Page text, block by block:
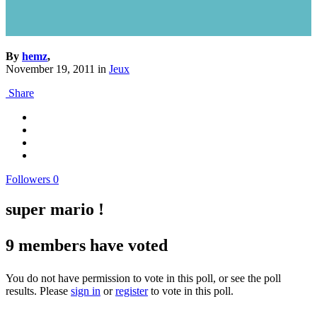
By hemz,
November 19, 2011 in Jeux
Share
Followers 0
super mario !
9 members have voted
You do not have permission to vote in this poll, or see the poll
results. Please sign in orregisterto vote in this poll.